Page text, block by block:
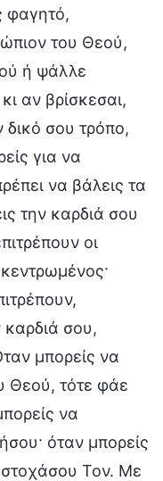
φαγητό,
του Θεού,
ή ψάλλε
αν βρίσκεσαι,
δικό σου τρόπο,
για να
να βάλεις τα
την καρδιά σου
οι
σου,
μπορείς να
Θεού, τότε φάε
να
όταν μπορείς
στοχάσου Τον. Με